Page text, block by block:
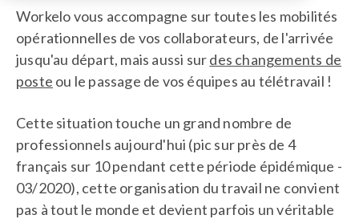
Workelo vous accompagne sur toutes les mobilités
opérationnelles de vos collaborateurs, de l'arrivée
jusqu'au départ, mais aussi surdes changements de
poste ou le passage de vos équipes au télétravail !
Cette situation touche un grand nombre de
professionnels aujourd'hui (pic sur près de 4
français sur 10 pendant cette période épidémique -
03/2020), cette organisation du travail ne convient
pas à tout le monde et devient parfois un véritable